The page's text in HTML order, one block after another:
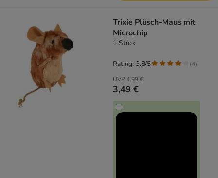
Trixie Plüsch-Maus mit
Microchip
1 Stück
UVP 4,99 €
3,49 €
Rating: 3.8/5 (4)